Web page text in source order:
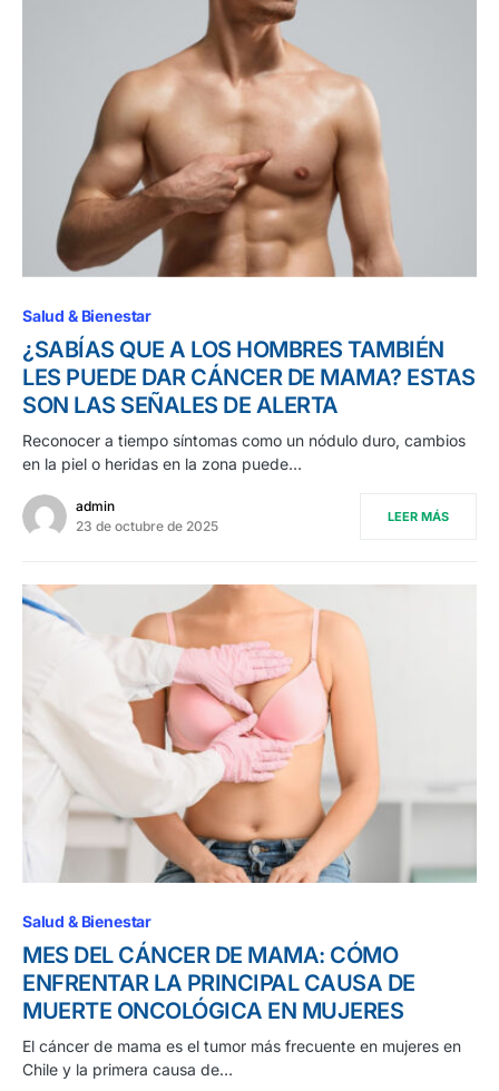
Salud & Bienestar
¿SABÍAS QUE A LOS HOMBRES TAMBIÉN
LES PUEDE DAR CÁNCER DE MAMA? ESTAS
SON LAS SEÑALES DE ALERTA
Reconocer a tiempo síntomas como un nódulo duro, cambios
en la piel o heridas en la zona puede…
admin
23 de octubre de 2025
LEER MÁS
Salud & Bienestar
MES DEL CÁNCER DE MAMA: CÓMO
ENFRENTAR LA PRINCIPAL CAUSA DE
MUERTE ONCOLÓGICA EN MUJERES
El cáncer de mama es el tumor más frecuente en mujeres en
Chile y la primera causa de…